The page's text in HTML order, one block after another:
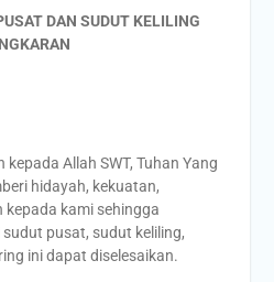
DAN SUDUT KELILING
Allah SWT, Tuhan Yang
hidayah, kekuatan,
kepada kami sehingga
pusat, sudut keliling,
ini dapat diselesaikan.